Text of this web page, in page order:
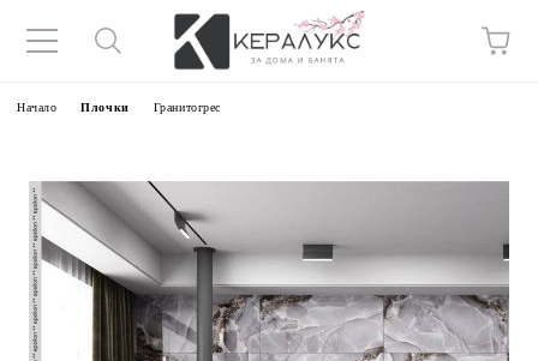
Начало Плочки Гранитогрес